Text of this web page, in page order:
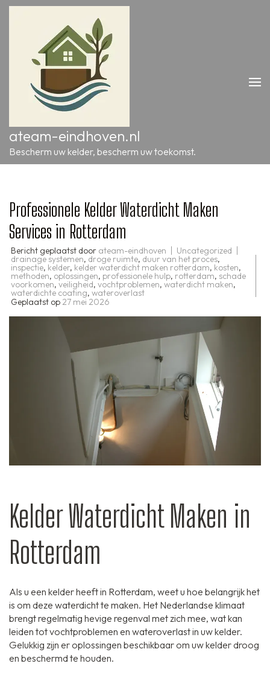
Ga
ateam-eindhoven.nl
Bescherm uw kelder, bescherm uw toekomst.
Professionele Kelder Waterdicht Maken
Services in Rotterdam
Bericht geplaatst door ateam-eindhoven Uncategorized
drainage systemen, droge ruimte, duur van het proces,
inspectie, kelder, kelder waterdicht maken rotterdam, kosten,
methoden, oplossingen, professionele hulp, rotterdam, schade
voorkomen, veiligheid, vochtproblemen, waterdicht maken,
waterdichte coating, wateroverlast
Geplaatst op 27 mei 2026
Kelder Waterdicht Maken in
Rotterdam
Als u een kelder heeft in Rotterdam, weet u hoe belangrijk het
is om deze waterdicht te maken. Het Nederlandse klimaat
brengt regelmatig hevige regenval met zich mee, wat kan
leiden tot vochtproblemen en wateroverlast in uw kelder.
Gelukkig zijn er oplossingen beschikbaar om uw kelder droog
en beschermd te houden.